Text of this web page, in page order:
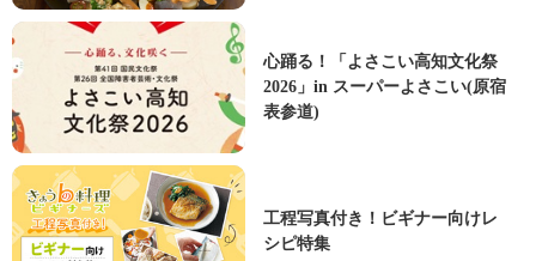
心踊る！「よさこい高知文化祭
2026」in スーパーよさこい(原宿
表参道)
工程写真付き！ビギナー向けレ
シピ特集